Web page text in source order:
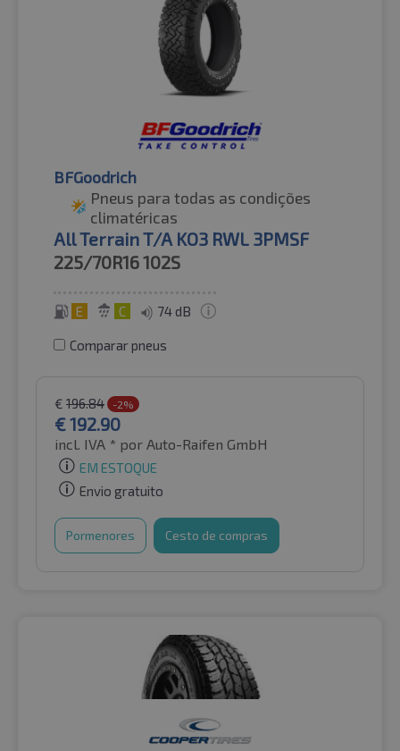
BFGoodrich
Pneus para todas as condições
climatéricas
All Terrain T/A KO3 RWL 3PMSF
225/70R16102S
E C 74 dB
Comparar pneus
€ 196.84 -2%
€192.90
incl. IVA * por Auto-Raifen GmbH
EM ESTOQUE
Envio gratuito
Pormenores Cesto de compras